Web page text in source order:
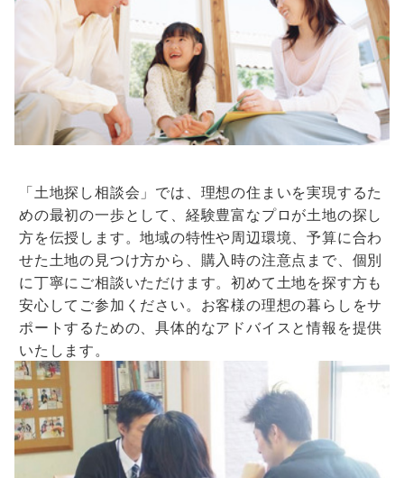
「土地探し相談会」では、理想の住まいを実現するた
めの最初の一歩として、経験豊富なプロが土地の探し
方を伝授します。地域の特性や周辺環境、予算に合わ
せた土地の見つけ方から、購入時の注意点まで、個別
に丁寧にご相談いただけます。初めて土地を探す方も
安心してご参加ください。お客様の理想の暮らしをサ
ポートするための、具体的なアドバイスと情報を提供
いたします。